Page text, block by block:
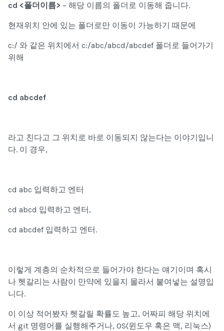
cd <폴더이름> – 해당 이름의 폴더로 이동해 줍니다.
현재위치 안에 있는 폴더로만 이동이 가능하기 때문에
c:/ 와 같은 위치에서 c:/abc/abcd/abcdef 폴더로 들어가기
위해
cd abcdef
라고 친다고 그 위치로 바로 이동되지 않는다는 이야기입니
다. 이 경우,
cd abc 입력하고 엔터
cd abcd 입력하고 엔터,
cd abcdef입력하고 엔터.
이렇게 계층의 순차적으로 들어가야 한다는 얘기이며 혹시
나 헷갈리는 사람이 만약에 있을지 몰라서 붙여넣는 설명입
니다.
이 이상 적어봤자 헷갈릴 확률도 높고, 어짜피 해당 위치에
서 git 명령어를 실행해주거나, OS(윈도우 혹은 맥, 리눅스)